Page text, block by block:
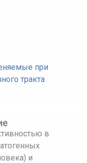
при
тракта
в
и